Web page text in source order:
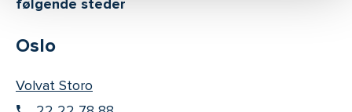
følgende steder
Oslo
Volvat Storo